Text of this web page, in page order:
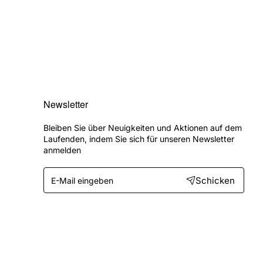
Newsletter
Bleiben Sie über Neuigkeiten und Aktionen auf dem
Laufenden, indem Sie sich für unseren Newsletter
anmelden
E-
Mail
eingeben
Schicken